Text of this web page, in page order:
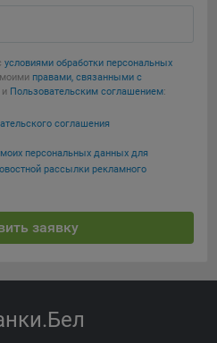
условиями обработки персональных
правами, связанными с
и Пользовательским соглашением:
соглашения
персональных данных для
рассылки рекламного
заявку
.Бел